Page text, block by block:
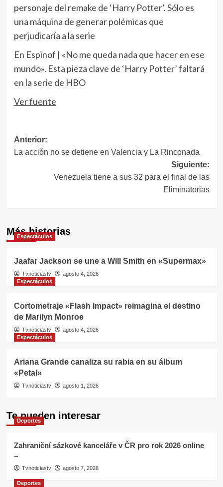
personaje del remake de ‘Harry Potter’. Sólo es
una máquina de generar polémicas que
perjudicaría a la serie
En Espinof | «No me queda nada que hacer en ese
mundo». Esta pieza clave de ‘Harry Potter’ faltará
en la serie de HBO
Ver fuente
Navegación
de
entradas
Anterior:
La acción no se detiene en Valencia y La Rinconada
Siguiente:
Venezuela tiene a sus 32 para el final de las
Eliminatorias
Más historias
Espectáculos
Jaafar Jackson se une a Will Smith en «Supermax»
Tvnoticiastv
agosto 4, 2026
Espectáculos
Cortometraje «Flash Impact» reimagina el destino
de Marilyn Monroe
Tvnoticiastv
agosto 4, 2026
Espectáculos
Ariana Grande canaliza su rabia en su álbum
«Petal»
Tvnoticiastv agosto 1, 2026
Te pueden interesar
Deportes
Zahraniční sázkové kanceláře v ČR pro rok 2026 online
–
Tvnoticiastv agosto 7, 2026
Deportes